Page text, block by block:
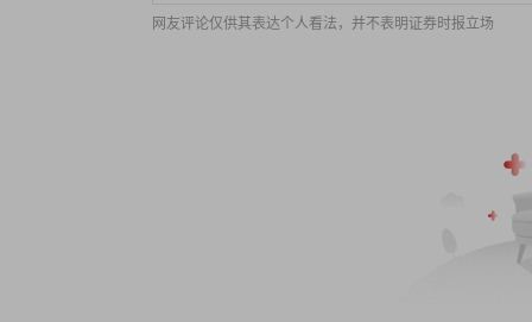
网友评论仅供其表达个人看法，并不表明证券时报立场